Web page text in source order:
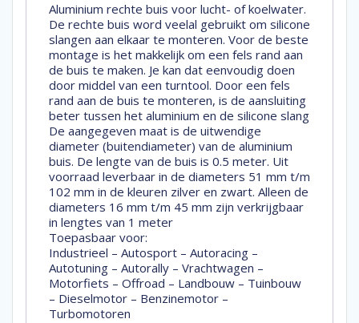
Aluminium rechte buis voor lucht- of koelwater.
De rechte buis word veelal gebruikt om silicone
slangen aan elkaar te monteren. Voor de beste
montage is het makkelijk om een fels rand aan
de buis te maken. Je kan dat eenvoudig doen
door middel van een turntool. Door een fels
rand aan de buis te monteren, is de aansluiting
beter tussen het aluminium en de silicone slang
De aangegeven maat is de uitwendige
diameter (buitendiameter) van de aluminium
buis. De lengte van de buis is 0.5 meter. Uit
voorraad leverbaar in de diameters 51 mm t/m
102 mm in de kleuren zilver en zwart. Alleen de
diameters 16 mm t/m 45 mm zijn verkrijgbaar
in lengtes van 1 meter
Toepasbaar voor:
Industrieel – Autosport – Autoracing –
Autotuning – Autorally – Vrachtwagen –
Motorfiets – Offroad – Landbouw – Tuinbouw
– Dieselmotor – Benzinemotor –
Turbomotoren